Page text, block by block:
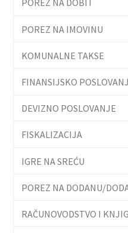
POREZ NA DOBIT
POREZ NA IMOVINU
KOMUNALNE TAKSE
FINANSIJSKO
DEVIZNO POSLOVANJE
FISKALIZACIJA
IGRE NA SREĆU
POREZ NA DODANU/
RAČUNOVODSTVO I